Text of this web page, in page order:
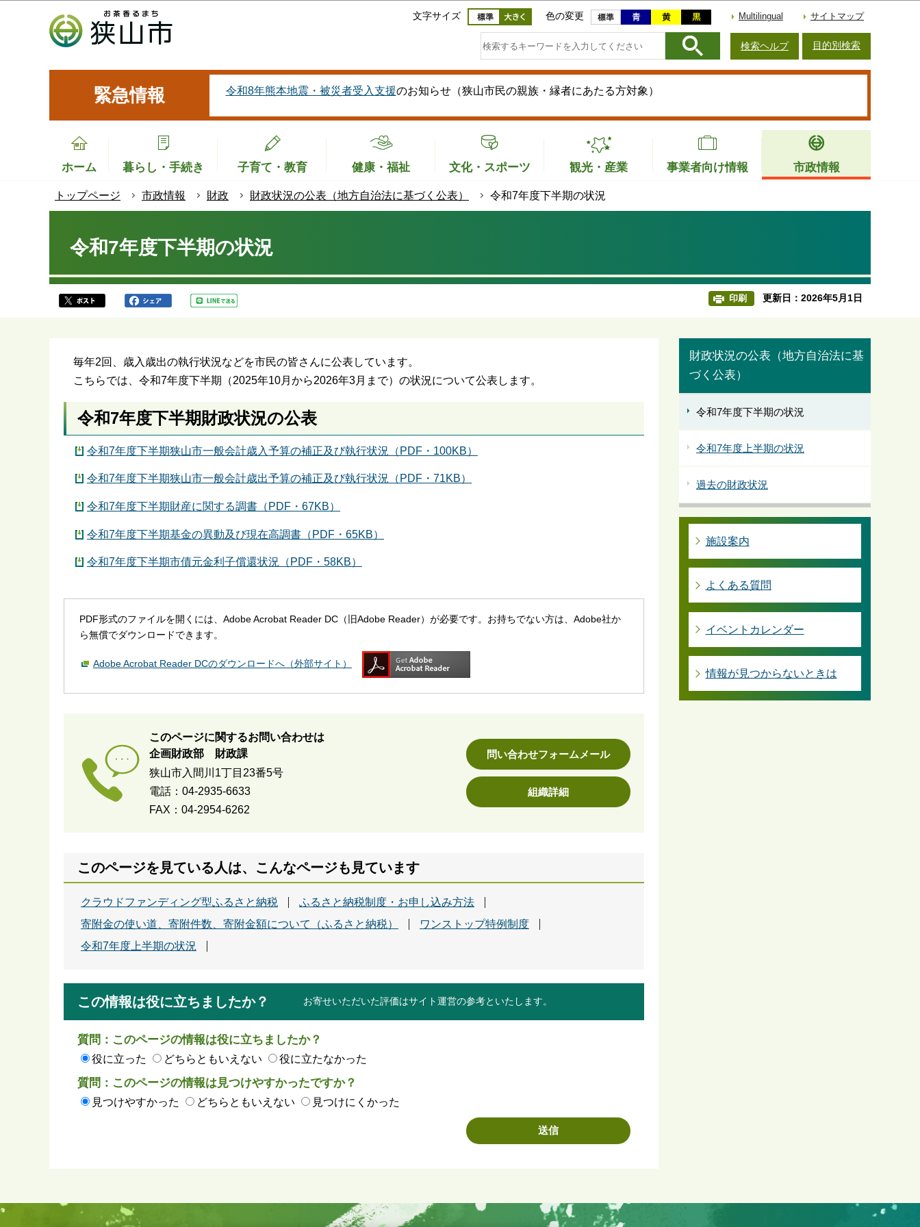
このページの本文へ移動
文字サイズ 色の変更 Multilingual サイトマップ
検索ヘルプ 目的別検索
緊急情報 令和8年熊本地震・被災者受入支援のお知らせ（狭山市民の親族・縁者にあたる方対象）
ホーム 暮らし・手続き 子育て・教育 健康・福祉 文化・スポーツ 観光・産業 事業者向け情報 市政情報
トップページ 市政情報 財政 財政状況の公表（地方自治法に基づく公表） 令和7年度下半期の状況
令和7年度下半期の状況
印刷 更新日：2026年5月1日
毎年2回、歳入歳出の執行状況などを市民の皆さんに公表しています。
こちらでは、令和7年度下半期（2025年10月から2026年3月まで）の状況について公表します。
令和7年度下半期財政状況の公表
令和7年度下半期狭山市一般会計歳入予算の補正及び執行状況（PDF・100KB）
令和7年度下半期狭山市一般会計歳出予算の補正及び執行状況（PDF・71KB）
令和7年度下半期財産に関する調書（PDF・67KB）
令和7年度下半期基金の異動及び現在高調書（PDF・65KB）
令和7年度下半期市債元金利子償還状況（PDF・58KB）
PDF形式のファイルを開くには、Adobe Acrobat Reader DC（旧Adobe Reader）が必要です。お持ちでない方は、Adobe社か
ら無償でダウンロードできます。
Adobe Acrobat Reader DCのダウンロードへ（外部サイト）
このページに関するお問い合わせは
企画財政部 財政課
狭山市入間川1丁目23番5号
電話：04-2935-6633
FAX：04-2954-6262
問い合わせフォームメール
組織詳細
このページを見ている人は、こんなページも見ています
クラウドファンディング型ふるさと納税
ふるさと納税制度・お申し込み方法
寄附金の使い道、寄附件数、寄附金額について（ふるさと納税）
ワンストップ特例制度
令和7年度上半期の状況
この情報は役に立ちましたか？ お寄せいただいた評価はサイト運営の参考といたします。
質問：このページの情報は役に立ちましたか？
役に立った どちらともいえない 役に立たなかった
質問：このページの情報は見つけやすかったですか？
見つけやすかった どちらともいえない 見つけにくかった
財政状況の公表（地方自治法に基
づく公表）
令和7年度下半期の状況
令和7年度上半期の状況
過去の財政状況
施設案内
よくある質問
イベントカレンダー
情報が見つからないときは